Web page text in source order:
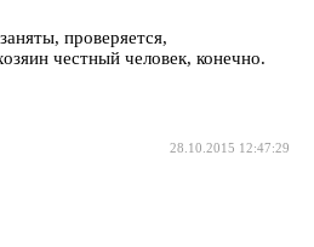
проверяется,
честный человек, конечно.
28.10.2015 12:47:29